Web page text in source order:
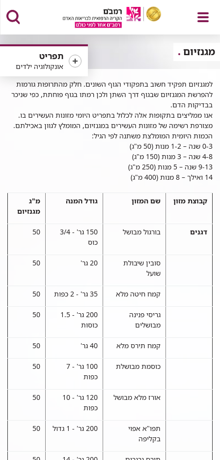
פתח
תפריט
תפריט
אונקולוגיה ילדים
מגנזיום
מגנזיום
למגנזיום תפקיד חשוב בתפקודי הגוף השונים. חלק מהתרופות גורמות
להפרשת המגנזיום שבגוף דרך השתן ולכן רמתו בגוף פוחתת, כפי שניכר
בבדיקות הדם.
אנו ממליצים בתקופות אלה לכלול בתפריט היומי מזונות העשירים בו.
מצורפת רשימה של מזונות העשירים במגנזיום, המומלץ לגוון באכילתם.
הכמות היומית המומלצת משתנה לפי הגיל:
0-3 שנה – 1-2 מנות (50 מ"ג)
4-8 שנה – 3 מנות (150 מ"ג)
9-13 שנה – 5 מנות (250 מ"ג)
14 ואילך – 8 מנות (400 מ"ג)
קבוצת מזון שם המזון גודל המנה
מ"ג
מגנזיום
דגנים בורגול מבושל
150 גר' - 3/4
כוס
50
סובין שיבולת
שועל
20 גר' 50
קמח חיטה מלא 35 גר' - 2 כפות 50
גריסי פנינה
מבושלים
200 גר' - 1.5
כוסות
50
קמח תירס מלא 40 גר' 50
כוסמת מבושלת
100 גר' - 7
כפות
50
אורז מלא מבושל
120 גר' - 10
כפות
50
תפו"א אפוי
בקליפה
200 גר' - 1 גדול 50